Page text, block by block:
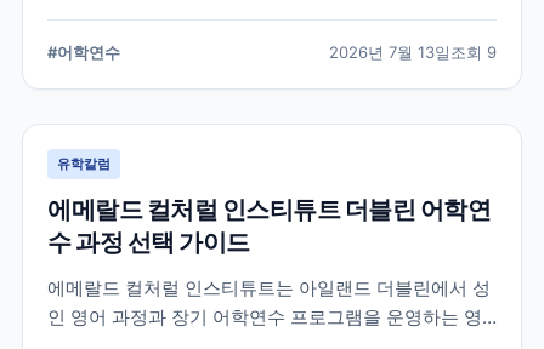
습니다.
#어학연수 2026년 7월 13일조회 9
유학칼럼
에메랄드 컬처럴 인스티튜트 더블린 어학연
수 과정 선택 가이드
에메랄드 컬처럴 인스티튜트는 아일랜드 더블린에서 성
인 영어 과정과 장기 어학연수 프로그램을 운영하는 영